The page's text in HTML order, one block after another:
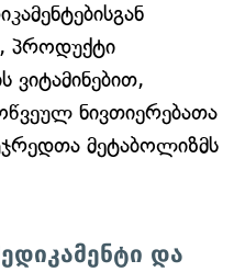
პროდუქტი
ვიტამინებით,
ნივთიერებათა
მეტაბოლიზმს
და